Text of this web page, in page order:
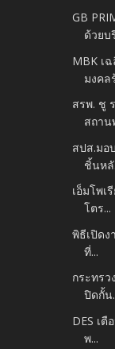
GB
ด้วยบ
MBK เ
มงคล
สรพ. ชู
สถาน
สปส.มอ
ชิ้นหลั
เอ็มโพเ
โตร...
พิธีเปิด
ที่...
กระทร
ปิดกั้น
DES เตื
พ...